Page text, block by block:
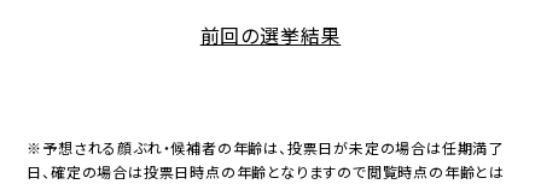
前回の選挙結果
※予想される顔ぶれ・候補者の年齢は、投票日が未定の場合は任期満了
日、確定の場合は投票日時点の年齢となりますので閲覧時点の年齢とは